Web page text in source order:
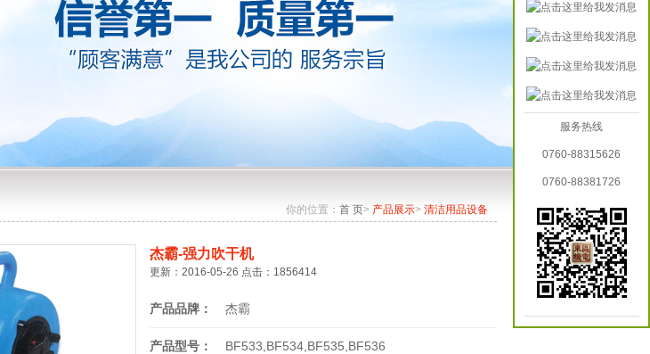
你的位置： 首 页> 产品展示> 清洁用品设备
杰霸-强力吹干机
更新：2016-05-26 点击：1856414
产品品牌： 杰霸
产品型号： BF533,BF534,BF535,BF536
服务热线
0760-88315626
0760-88381726